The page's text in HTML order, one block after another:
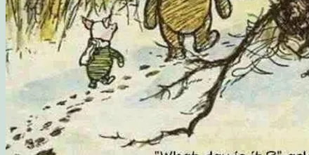
Privatlivspolitik
Samarbejde
Workshop: Planlæg en børnefødselsdag
Kategorier
Madværksted
Børn i køkkenet
Opskrifter
Opskrift: Sommersalat med røget laks og friske
Opskrift: Mormors fødselsdagsboller